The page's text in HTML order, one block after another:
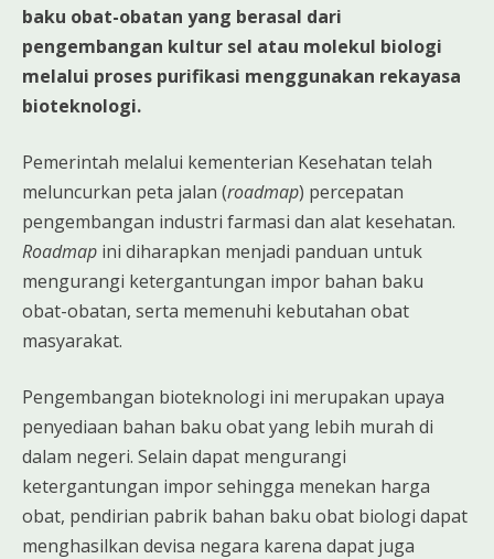
baku obat-obatan yang berasal dari
pengembangan kultur sel atau molekul biologi
melalui proses purifikasi menggunakan rekayasa
bioteknologi.
Pemerintah melalui kementerian Kesehatan telah
meluncurkan peta jalan (roadmap) percepatan
pengembangan industri farmasi dan alat kesehatan.
Roadmap ini diharapkan menjadi panduan untuk
mengurangi ketergantungan impor bahan baku
obat-obatan, serta memenuhi kebutahan obat
masyarakat.
Pengembangan bioteknologi ini merupakan upaya
penyediaan bahan baku obat yang lebih murah di
dalam negeri. Selain dapat mengurangi
ketergantungan impor sehingga menekan harga
obat, pendirian pabrik bahan baku obat biologi dapat
menghasilkan devisa negara karena dapat juga